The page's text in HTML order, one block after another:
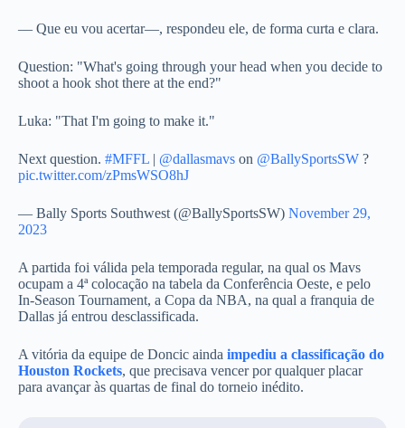
— Que eu vou acertar—, respondeu ele, de forma curta e clara.
Question: "What's going through your head when you decide to
shoot a hook shot there at the end?"
Luka: "That I'm going to make it."
Next question. #MFFL | @dallasmavs on @BallySportsSW ?
pic.twitter.com/zPmsWSO8hJ
— Bally Sports Southwest (@BallySportsSW) November 29,
2023
A partida foi válida pela temporada regular, na qual os Mavs
ocupam a 4ª colocação na tabela da Conferência Oeste, e pelo
In-Season Tournament, a Copa da NBA, na qual a franquia de
Dallas já entrou desclassificada.
A vitória da equipe de Doncic ainda impediu a classificação do
Houston Rockets, que precisava vencer por qualquer placar
para avançar às quartas de final do torneio inédito.